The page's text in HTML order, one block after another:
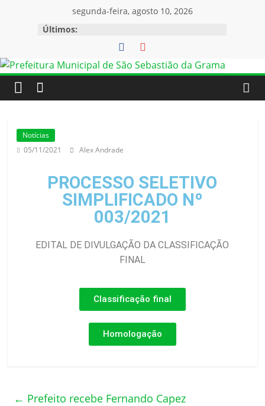
segunda-feira, agosto 10, 2026
Últimos:
Notícias
05/11/2021
Alex Andrade
PROCESSO SELETIVO
SIMPLIFICADO Nº
003/2021
EDITAL DE DIVULGAÇÃO DA CLASSIFICAÇÃO
FINAL
Classificação final
Homologação
← Prefeito recebe Fernando Capez